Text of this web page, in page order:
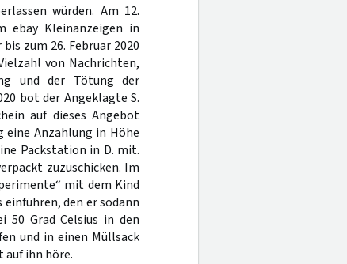
würden. Am 12.
ebay Kleinanzeigen in
zum 26. Februar 2020
von Nachrichten,
und der Tötung der
bot der Angeklagte S.
auf dieses Angebot
eine Anzahlung in Höhe
Packstation in D. mit.
zuzuschicken. Im
mit dem Kind
den er sodann
50 Grad Celsius in den
und in einen Müllsack
auf ihn höre.